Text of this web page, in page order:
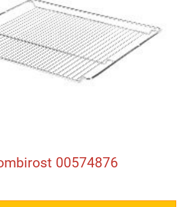
00574876